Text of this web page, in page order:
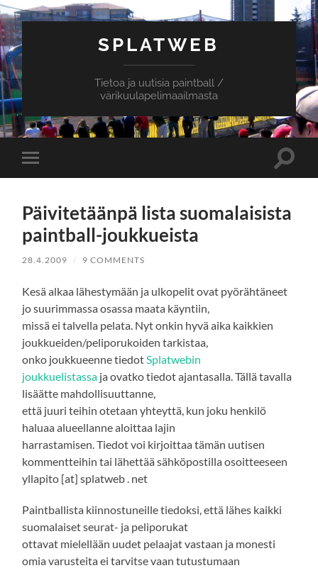
SPLATWEB
Tietoa ja uutisia paintball /
värikuulapelimaailmasta
Toggle
mobile
Toggle
Päivitetäänpä lista suomalaisista
paintball-joukkueista
28.4.2009 / 9 COMMENTS
Kesä alkaa lähestymään ja ulkopelit ovat pyörähtäneet
jo suurimmassa osassa maata käyntiin,
missä ei talvella pelata. Nyt onkin hyvä aika kaikkien
joukkueiden/peliporukoiden tarkistaa,
onko joukkueenne tiedot Splatwebin
joukkuelistassa ja ovatko tiedot ajantasalla. Tällä tavalla
lisäätte mahdollisuuttanne,
että juuri teihin otetaan yhteyttä, kun joku henkilö
haluaa alueellanne aloittaa lajin
harrastamisen. Tiedot voi kirjoittaa tämän uutisen
kommentteihin tai lähettää sähköpostilla osoitteeseen
yllapito [at] splatweb . net
Paintballista kiinnostuneille tiedoksi, että lähes kaikki
suomalaiset seurat- ja peliporukat
ottavat mielellään uudet pelaajat vastaan ja monesti
omia varusteita ei tarvitse vaan tutustumaan